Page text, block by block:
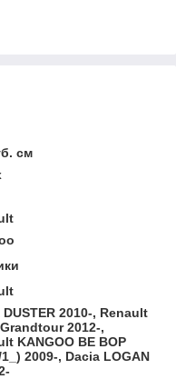
см
DUSTER 2010-, Renault
2012-,
KANGOO BE BOP
2009-, Dacia LOGAN